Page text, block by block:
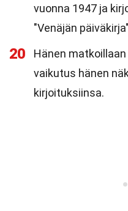
vuonna 1947 ja
"Venäjän
20
Hänen
vaikutus hänen
kirjoituksiinsa.